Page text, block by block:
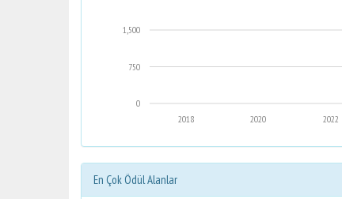
0
750
1,500
2022
2020
2018
En Çok Ödül Alanlar